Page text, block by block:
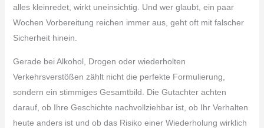
alles kleinredet, wirkt uneinsichtig. Und wer glaubt, ein paar
Wochen Vorbereitung reichen immer aus, geht oft mit falscher
Sicherheit hinein.
Gerade bei Alkohol, Drogen oder wiederholten
Verkehrsverstößen zählt nicht die perfekte Formulierung,
sondern ein stimmiges Gesamtbild. Die Gutachter achten
darauf, ob Ihre Geschichte nachvollziehbar ist, ob Ihr Verhalten
heute anders ist und ob das Risiko einer Wiederholung wirklich